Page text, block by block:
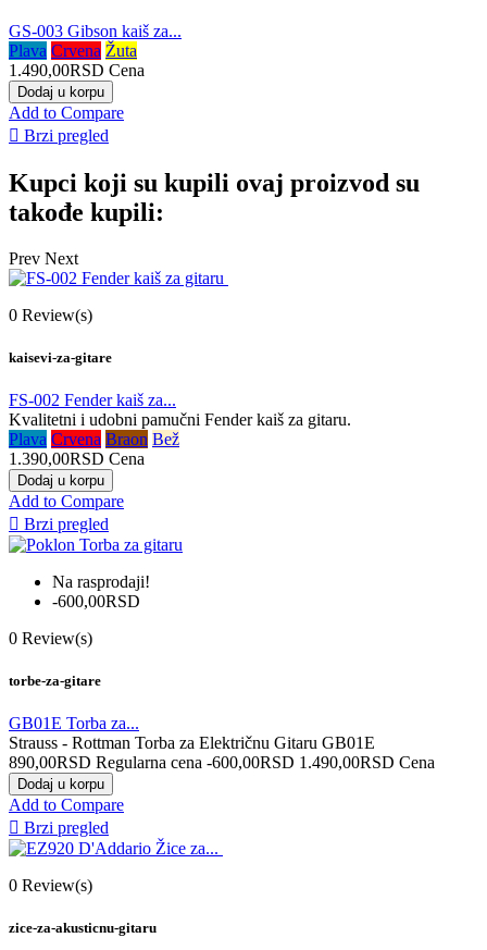
GS-003 Gibson kaiš za...
Plava Crvena Žuta
1.490,00RSD Cena
Dodaj u korpu
Add to Compare
 Brzi pregled
Kupci koji su kupili ovaj proizvod su
takođe kupili:
Prev Next
0 Review(s)
kaisevi-za-gitare
FS-002 Fender kaiš za...
Kvalitetni i udobni pamučni Fender kaiš za gitaru.
Plava Crvena Braon Bež
1.390,00RSD Cena
Dodaj u korpu
Add to Compare
 Brzi pregled
Na rasprodaji!
-600,00RSD
0 Review(s)
torbe-za-gitare
GB01E Torba za...
Strauss - Rottman Torba za Električnu Gitaru GB01E
890,00RSD Regularna cena -600,00RSD 1.490,00RSD Cena
Dodaj u korpu
Add to Compare
 Brzi pregled
0 Review(s)
zice-za-akusticnu-gitaru